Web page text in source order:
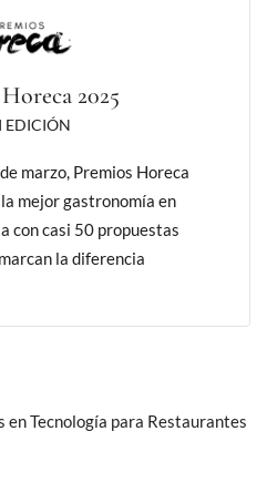
2025
EDICIÓN
marzo, Premios Horeca
mejor gastronomía en
con casi 50 propuestas
la diferencia
en Tecnología para Restaurantes